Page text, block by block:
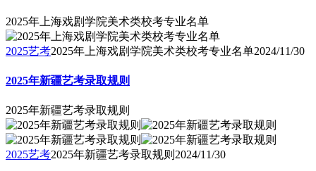
2025年上海戏剧学院美术类校考专业名单
2025艺考2025年上海戏剧学院美术类校考专业名单2024/11/30
2025年新疆艺考录取规则
2025年新疆艺考录取规则
2025艺考2025年新疆艺考录取规则 2024/11/30